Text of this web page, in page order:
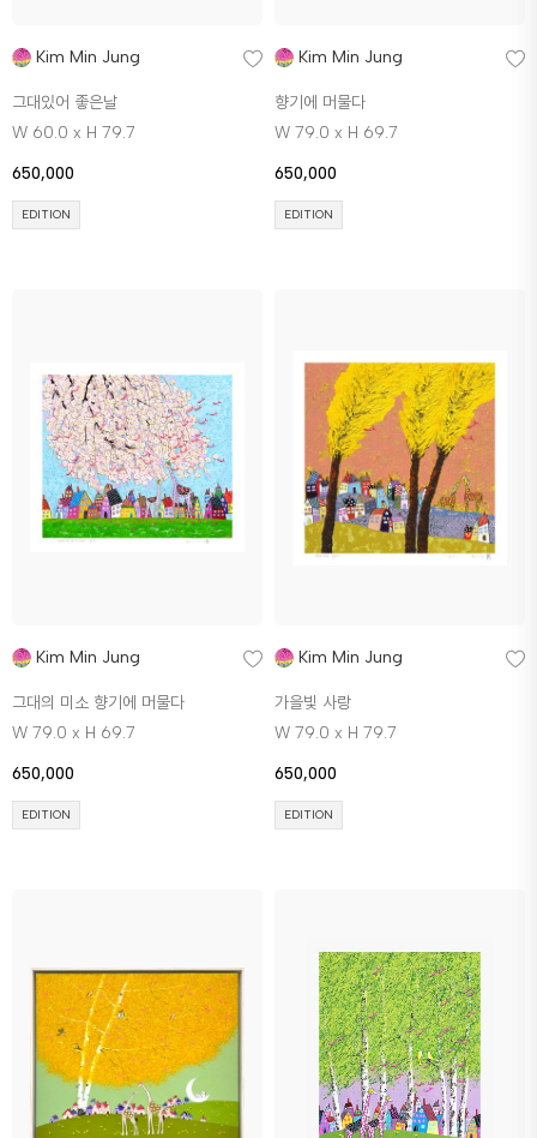
Kim Min Jung
그대있어 좋은날
W 60.0 x H 79.7
650,000
EDITION
Kim Min Jung
향기에 머물다
W 79.0 x H 69.7
650,000
EDITION
Kim Min Jung
그대의 미소 향기에 머물다
W 79.0 x H 69.7
650,000
EDITION
Kim Min Jung
가을빛 사랑
W 79.0 x H 79.7
650,000
EDITION